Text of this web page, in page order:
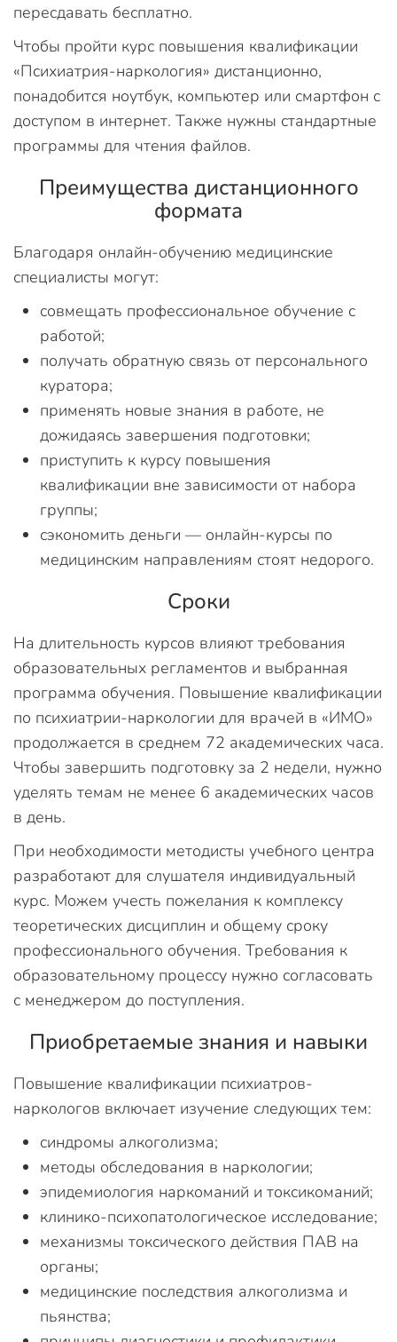
пересдавать бесплатно.
Чтобы пройти курс повышения квалификации
«Психиатрия-наркология» дистанционно,
понадобится ноутбук, компьютер или смартфон с
доступом в интернет. Также нужны стандартные
программы для чтения файлов.
Преимущества дистанционного
формата
Благодаря онлайн-обучению медицинские
специалисты могут:
совмещать профессиональное обучение с
работой;
получать обратную связь от персонального
куратора;
применять новые знания в работе, не
дожидаясь завершения подготовки;
приступить к курсу повышения
квалификации вне зависимости от набора
группы;
сэкономить деньги — онлайн-курсы по
медицинским направлениям стоят недорого.
Сроки
На длительность курсов влияют требования
образовательных регламентов и выбранная
программа обучения. Повышение квалификации
по психиатрии-наркологии для врачей в «ИМО»
продолжается в среднем 72 академических часа.
Чтобы завершить подготовку за 2 недели, нужно
уделять темам не менее 6 академических часов
в день.
При необходимости методисты учебного центра
разработают для слушателя индивидуальный
курс. Можем учесть пожелания к комплексу
теоретических дисциплин и общему сроку
профессионального обучения. Требования к
образовательному процессу нужно согласовать
с менеджером до поступления.
Приобретаемые знания и навыки
Повышение квалификации психиатров-
наркологов включает изучение следующих тем:
синдромы алкоголизма;
методы обследования в наркологии;
эпидемиология наркоманий и токсикоманий;
клинико-психопатологическое исследование;
механизмы токсического действия ПАВ на
органы;
медицинские последствия алкоголизма и
пьянства;